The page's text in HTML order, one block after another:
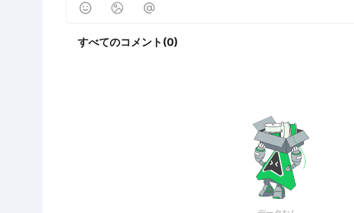
  
すべてのコメント(0)